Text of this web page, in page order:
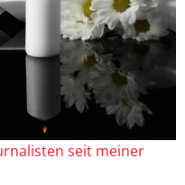
seit meiner